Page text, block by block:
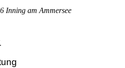
Inning am Ammersee